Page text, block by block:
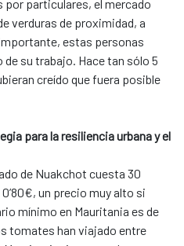
particulares, el mercado
verduras de proximidad, a
estas personas
su trabajo. Hace tan sólo 5
creído que fuera posible
para la resiliencia urbana y el
de Nuakchot cuesta 30
un precio muy alto si
mínimo en Mauritania es de
tomates han viajado entre